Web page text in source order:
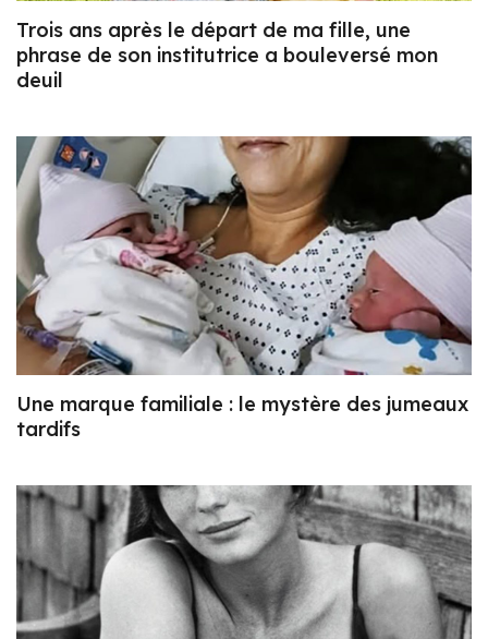
Trois ans après le départ de ma fille, une
phrase de son institutrice a bouleversé mon
deuil
Une marque familiale : le mystère des jumeaux
tardifs